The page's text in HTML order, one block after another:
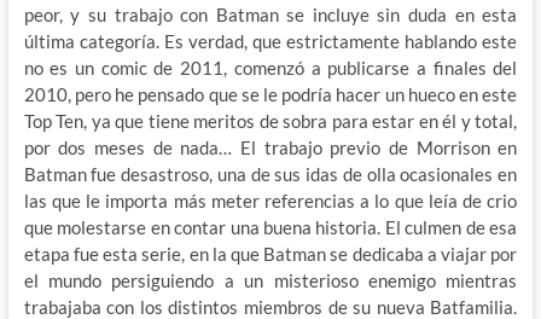
peor, y su trabajo con Batman se incluye sin duda en esta
última categoría. Es verdad, que estrictamente hablando este
no es un comic de 2011, comenzó a publicarse a finales del
2010, pero he pensado que se le podría hacer un hueco en este
Top Ten, ya que tiene meritos de sobra para estar en él y total,
por dos meses de nada… El trabajo previo de Morrison en
Batman fue desastroso, una de sus idas de olla ocasionales en
las que le importa más meter referencias a lo que leía de crio
que molestarse en contar una buena historia. El culmen de esa
etapa fue esta serie, en la que Batman se dedicaba a viajar por
el mundo persiguiendo a un misterioso enemigo mientras
trabajaba con los distintos miembros de su nueva Batfamilia.